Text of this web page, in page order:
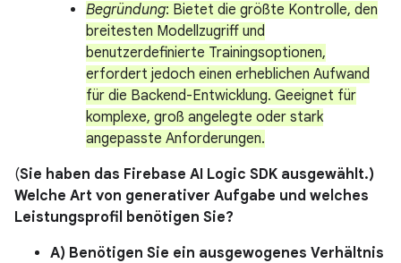
Begründung: Bietet die größte Kontrolle, den
breitesten Modellzugriff und
benutzerdefinierte Trainingsoptionen,
erfordert jedoch einen erheblichen Aufwand
für die Backend-Entwicklung. Geeignet für
komplexe, groß angelegte oder stark
angepasste Anforderungen.
(Sie haben das Firebase AI Logic SDK ausgewählt.)
Welche Art von generativer Aufgabe und welches
Leistungsprofil benötigen Sie?
A) Benötigen Sie ein ausgewogenes Verhältnis